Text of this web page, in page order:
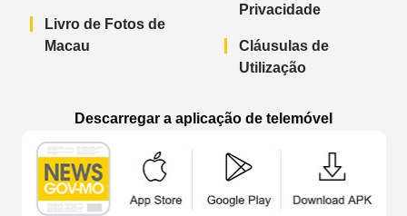
Livro de Fotos de
Macau
Privacidade
Cláusulas de
Utilização
Descarregar a aplicação de telemóvel